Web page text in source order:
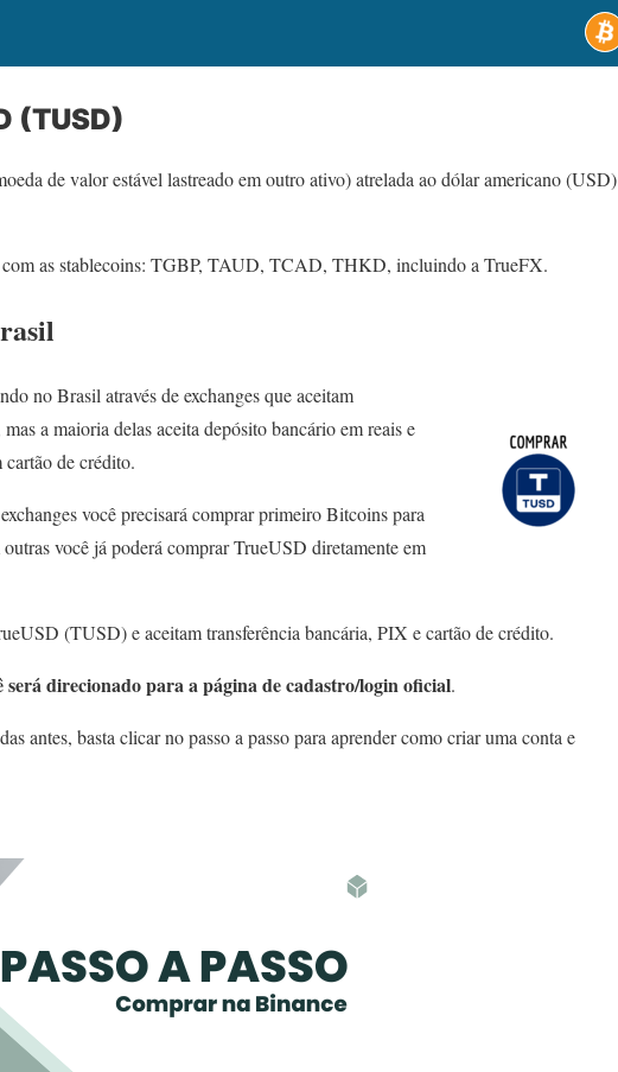
(TUSD)
de valor estável lastreado em outro ativo) atrelada ao dólar americano (USD)
com as stablecoins: TGBP, TAUD, TCAD, THKD, incluindo a TrueFX.
no Brasil através de exchanges que aceitam
a maioria delas aceita depósito bancário em reais e
cartão de crédito.
você precisará comprar primeiro Bitcoins para
você já poderá comprar TrueUSD diretamente em
(TUSD) e aceitam transferência bancária, PIX e cartão de crédito.
será direcionado para a página de cadastro/login oficial.
antes, basta clicar no passo a passo para aprender como criar uma conta e